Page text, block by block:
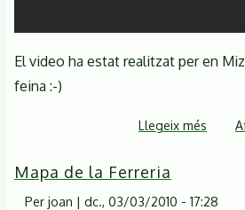
El video ha estat realitzat per en
feina :-)
Llegeix més sobre
Mapa de la Ferreria
Per joan | dc., 03/03/2010 - 17:28